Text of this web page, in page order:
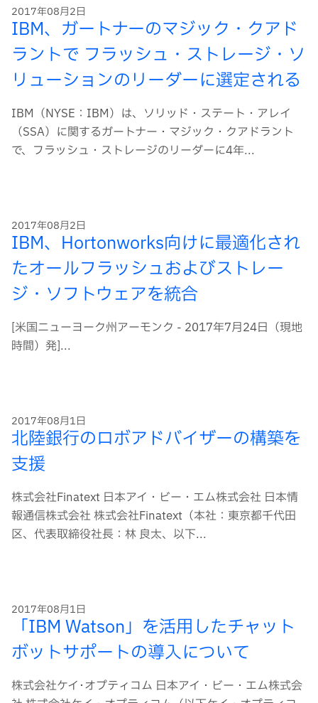
2017年08月2日
IBM、ガートナーのマジック・クアド
ラントで フラッシュ・ストレージ・ソ
リューションのリーダーに選定される
IBM（NYSE：IBM）は、ソリッド・ステート・アレイ
（SSA）に関するガートナー・マジック・クアドラント
で、フラッシュ・ストレージのリーダーに4年...
2017年08月2日
IBM、Hortonworks向けに最適化され
たオールフラッシュおよびストレー
ジ・ソフトウェアを統合
[米国ニューヨーク州アーモンク - 2017年7月24日（現地
時間）発]...
2017年08月1日
北陸銀行のロボアドバイザーの構築を
支援
株式会社Finatext 日本アイ・ビー・エム株式会社 日本情
報通信株式会社 株式会社Finatext（本社：東京都千代田
区、代表取締役社長：林 良太、以下...
2017年08月1日
「IBM Watson」を活用したチャット
ボットサポートの導入について
株式会社ケイ･オプティコム 日本アイ・ビー・エム株式会